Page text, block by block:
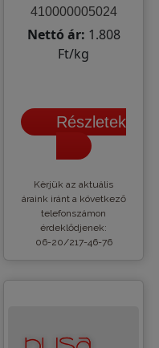
410000005024
Nettó ár: 1.808
Ft/kg
Részletek
Kèrjük az aktuális
áraink iránt a következő
telefonszámon
érdeklődjenek:
06-20/217-46-76